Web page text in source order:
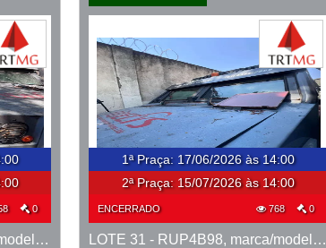
0
LOTE 30 - QNX0344, marca/modelo M. Benz/915 E MTX TVAL, ano 2016/2016
1ª Praça: 17/06/2026 às 14:00
2ª Praça: 15/07/2026 às 14:00
ENCERRADO 768 0
LOTE 31 - RUP4B98, marca/modelo M. Benz/915 E MTX TVAL, ano 2020/2020